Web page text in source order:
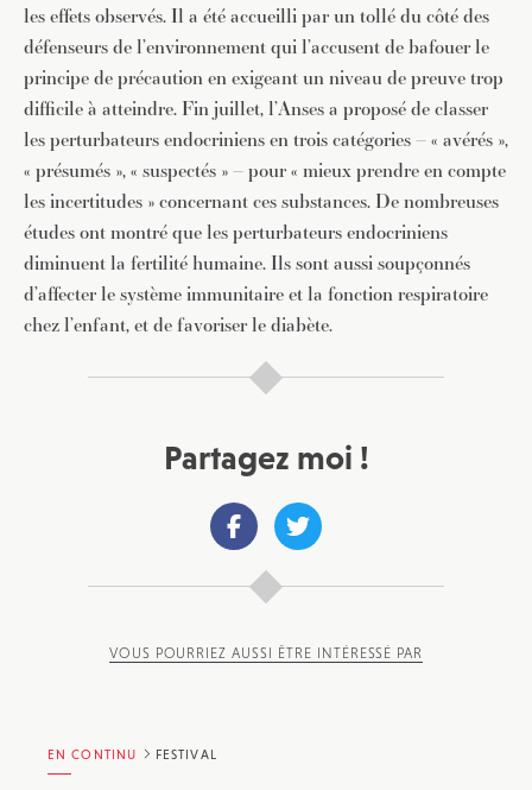
les effets observés. Il a été accueilli par un tollé du côté des
défenseurs de l’environnement qui l’accusent de bafouer le
principe de précaution en exigeant un niveau de preuve trop
difficile à atteindre. Fin juillet, l’Anses a proposé de classer
les perturbateurs endocriniens en trois catégories – « avérés »,
« présumés », « suspectés » – pour « mieux prendre en compte
les incertitudes » concernant ces substances. De nombreuses
études ont montré que les perturbateurs endocriniens
diminuent la fertilité humaine. Ils sont aussi soupçonnés
d’affecter le système immunitaire et la fonction respiratoire
chez l’enfant, et de favoriser le diabète.
Partagez moi !
VOUS POURRIEZ AUSSI ÊTRE INTÉRESSÉ PAR
EN CONTINU FESTIVAL